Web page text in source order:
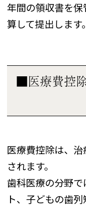
年間の領収書を
算して提出します。
■医療費控
医療費控除は、
されます。
歯科医療の分野
ト、子どもの歯